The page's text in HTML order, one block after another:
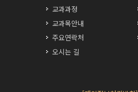
교과과정
교과목안내
주요연락처
오시는 길